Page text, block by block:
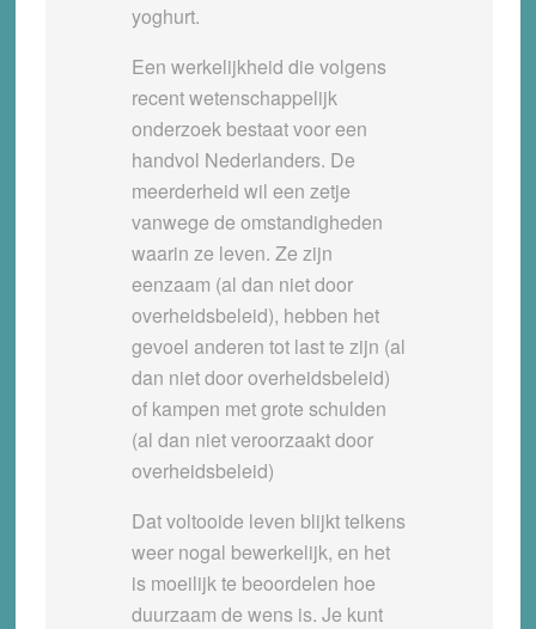
yoghurt.
Een werkelijkheid die volgens
recent wetenschappelijk
onderzoek bestaat voor een
handvol Nederlanders. De
meerderheid wil een zetje
vanwege de omstandigheden
waarin ze leven. Ze zijn
eenzaam (al dan niet door
overheidsbeleid), hebben het
gevoel anderen tot last te zijn (al
dan niet door overheidsbeleid)
of kampen met grote schulden
(al dan niet veroorzaakt door
overheidsbeleid)
Dat voltooide leven blijkt telkens
weer nogal bewerkelijk, en het
is moeilijk te beoordelen hoe
duurzaam de wens is. Je kunt